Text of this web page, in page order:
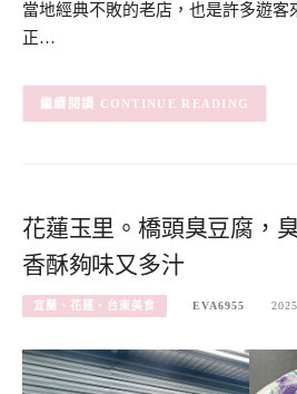
當地經典不敗的老店，也是許多遊客
正…
CONTINUE READING
花蓮玉里。橋頭臭豆腐，
香酥夠味又多汁
宜蘭、花蓮、台東美食 EVA6955